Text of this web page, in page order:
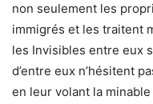
non seulement les
immigrés et les traitent
les Invisibles entre eux
d’entre eux n’hésitent
en leur volant la